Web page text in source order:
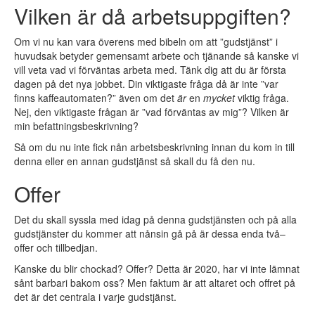
Vilken är då arbetsuppgiften?
Om vi nu kan vara överens med bibeln om att ”gudstjänst” i
huvudsak betyder gemensamt arbete och tjänande så kanske vi
vill veta vad vi förväntas arbeta med. Tänk dig att du är första
dagen på det nya jobbet. Din viktigaste fråga då är inte ”var
finns kaffeautomaten?” även om det ären mycketviktig fråga.
Nej, den viktigaste frågan är ”vad förväntas av mig”? Vilken är
min befattningsbeskrivning?
Så om du nu inte fick nån arbetsbeskrivning innan du kom in till
denna eller en annan gudstjänst så skall du få den nu.
Offer
Det du skall syssla med idag på denna gudstjänsten och på alla
gudstjänster du kommer att nånsin gå på är dessa enda två–
offer och tillbedjan.
Kanske du blir chockad? Offer? Detta är 2020, har vi inte lämnat
sånt barbari bakom oss? Men faktum är att altaret och offret på
det är det centrala i varje gudstjänst.